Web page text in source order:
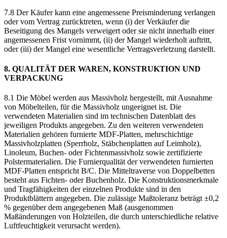
7.8 Der Käufer kann eine angemessene Preisminderung verlangen
oder vom Vertrag zurücktreten, wenn (i) der Verkäufer die
Beseitigung des Mangels verweigert oder sie nicht innerhalb einer
angemessenen Frist vornimmt, (ii) der Mangel wiederholt auftritt,
oder (iii) der Mangel eine wesentliche Vertragsverletzung darstellt.
8. QUALITÄT DER WAREN, KONSTRUKTION UND
VERPACKUNG
8.1 Die Möbel werden aus Massivholz hergestellt, mit Ausnahme
von Möbelteilen, für die Massivholz ungeeignet ist. Die
verwendeten Materialien sind im technischen Datenblatt des
jeweiligen Produkts angegeben. Zu den weiteren verwendeten
Materialien gehören furnierte MDF-Platten, mehrschichtige
Massivholzplatten (Sperrholz, Stäbchenplatten auf Leimholz),
Linoleum, Buchen- oder Fichtenmassivholz sowie zertifizierte
Polstermaterialien. Die Furnierqualität der verwendeten furnierten
MDF-Platten entspricht B/C. Die Mitteltraverse von Doppelbetten
besteht aus Fichten- oder Buchenholz. Die Konstruktionsmerkmale
und Tragfähigkeiten der einzelnen Produkte sind in den
Produktblättern angegeben. Die zulässige Maßtoleranz beträgt ±0,2
% gegenüber dem angegebenen Maß (ausgenommen
Maßänderungen von Holzteilen, die durch unterschiedliche relative
Luftfeuchtigkeit verursacht werden).